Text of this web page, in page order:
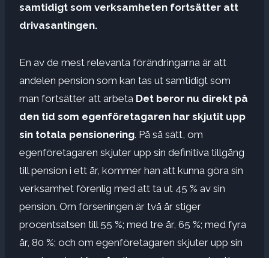
samtidigt som verksamheten fortsätter att
drivasantingen.
En av de mest relevanta förändringarna är att
andelen pension som kan tas ut samtidigt som
man fortsätter att arbeta Det beror nu direkt på
den tid som egenföretagaren har skjutit upp
sin totala pensionering. På så sätt, om
egenföretagaren skjuter upp sin definitiva tillgång
till pension i ett år, kommer han att kunna göra sin
verksamhet förenlig med att ta ut 45 % av sin
pension. Om förseningen är två år stiger
procentsatsen till 55 %; med tre år, 65 %; med fyra
år, 80 %; och om egenföretagaren skjuter upp sin